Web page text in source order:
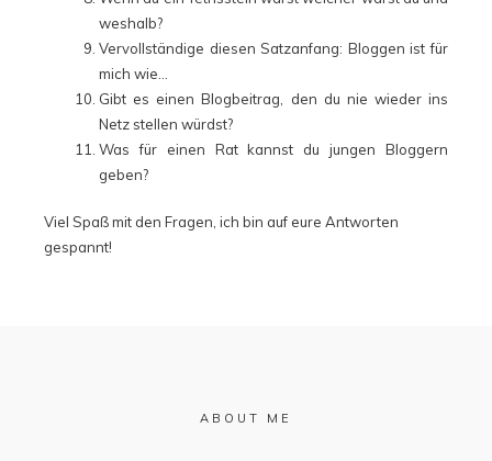
weshalb?
Vervollständige diesen Satzanfang: Bloggen ist für
mich wie…
Gibt es einen Blogbeitrag, den du nie wieder ins
Netz stellen würdst?
Was für einen Rat kannst du jungen Bloggern
geben?
Viel Spaß mit den Fragen, ich bin auf eure Antworten
gespannt!
ABOUT ME